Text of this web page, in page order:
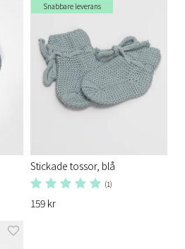
Snabbare leverans
Stickade tossor, blå
(1)
159 kr